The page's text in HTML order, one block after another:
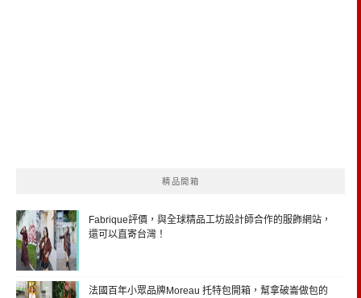
精品開箱
Fabrique評價，與全球精品工坊設計師合作的服飾網站，
還可以直寄台灣！
法國百年小眾品牌Moreau 托特包開箱，幫拿破崙做包的